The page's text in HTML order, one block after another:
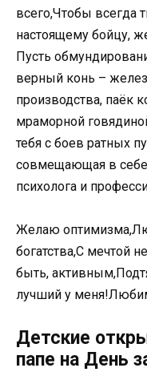
всего,Чтобы всегда
настоящему бойцу,
Пусть
верный конь –
производства, паёк
мраморной
тебя с боев ратных
совмещающая в
психолога и
Желаю
богатства,С мечтой
быть,
лучший у
Детские
папе на День